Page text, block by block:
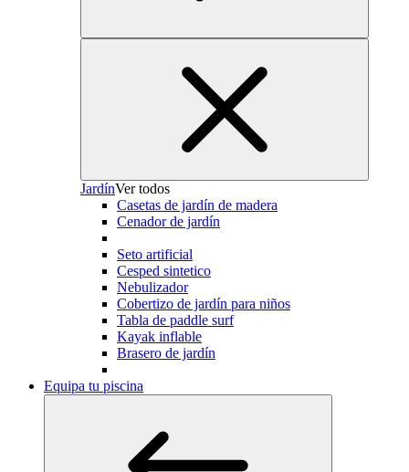
JardínVer todos
Casetas de jardín de madera
Cenador de jardín
Seto artificial
Cesped sintetico
Nebulizador
Cobertizo de jardín para niños
Tabla de paddle surf
Kayak inflable
Brasero de jardín
Equipa tu piscina